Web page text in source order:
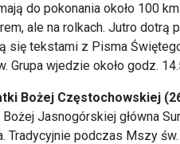
do pokonania około 100
ale na rolkach. Jutro dotrą
się tekstami z Pisma
Grupa wjedzie około godz.
Bożej Częstochowskiej
Jasnogórskiej główna
Tradycyjnie podczas Mszy